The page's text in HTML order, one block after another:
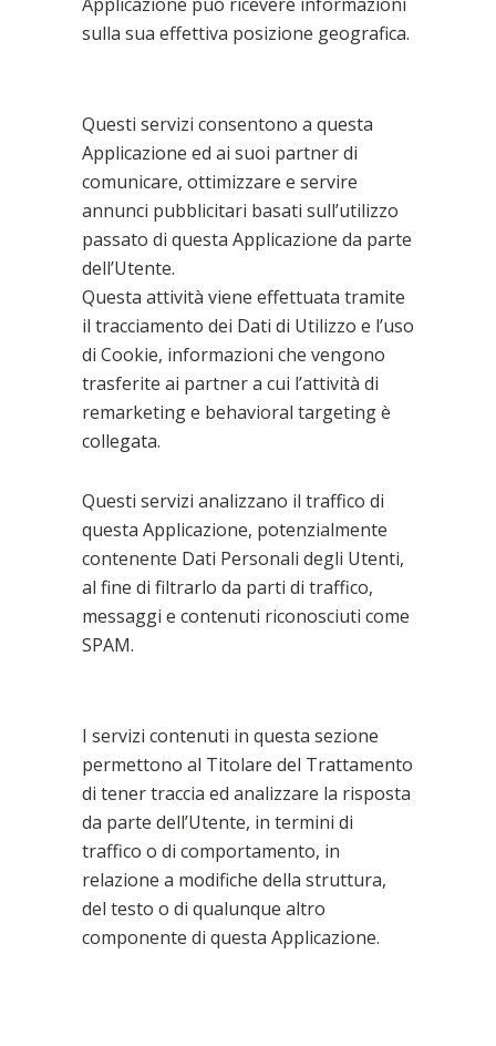
sulla sua effettiva posizione geografica.
Questi servizi consentono a questa
Applicazione ed ai suoi partner di
comunicare, ottimizzare e servire
annunci pubblicitari basati sull’utilizzo
passato di questa Applicazione da parte
dell’Utente.
Questa attività viene effettuata tramite
il tracciamento dei Dati di Utilizzo e l’uso
di Cookie, informazioni che vengono
trasferite ai partner a cui l’attività di
remarketing e behavioral targeting è
collegata.
Questi servizi analizzano il traffico di
questa Applicazione, potenzialmente
contenente Dati Personali degli Utenti,
al fine di filtrarlo da parti di traffico,
messaggi e contenuti riconosciuti come
SPAM.
I servizi contenuti in questa sezione
permettono al Titolare del Trattamento
di tener traccia ed analizzare la risposta
da parte dell’Utente, in termini di
traffico o di comportamento, in
relazione a modifiche della struttura,
del testo o di qualunque altro
componente di questa Applicazione.